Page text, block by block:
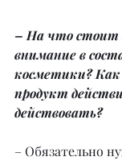
– На что стоит
внимание в
косметики?
продукт
действовать?
– Обязательно